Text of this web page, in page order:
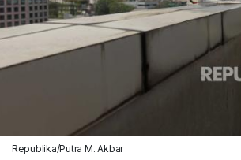
Republika/Putra M. Akbar